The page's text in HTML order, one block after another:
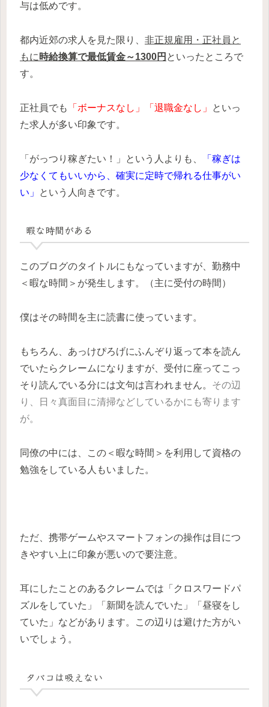
与は低めです。
都内近郊の求人を見た限り、 非正規雇用・正社員と
もに 時給換算で最低賃金～1300円 といったところで
す。
正社員でも 「ボーナスなし」「退職金なし」
といっ
た求人が多い印象です。
「がっつり稼ぎたい！」という人よりも、
「稼ぎは
少なくてもいいから、確実に定時で帰れる仕事がい
い」
という人向きです。
暇な時間がある
このブログのタイトルにもなっていますが、勤務中
＜暇な時間＞が発生します。（主に受付の時間）
僕はその時間を主に読書に使っています。
もちろん、あっけぴろげにふんぞり返って本を読ん
でいたらクレームになりますが、受付に座ってこっ
そり読んでいる分には文句は言われません。 その辺
り、日々真面目に清掃などしているかにも寄ります
が。
同僚の中には、この＜暇な時間＞を利用して資格の
勉強をしている人もいました。
ただ、携帯ゲームやスマートフォンの操作は目につ
きやすい上に印象が悪いので要注意。
耳にしたことのあるクレームでは「クロスワードパ
ズルをしていた」「新聞を読んでいた」「昼寝をし
ていた」などがあります。この辺りは避けた方がい
いでしょう。
タバコは吸えない